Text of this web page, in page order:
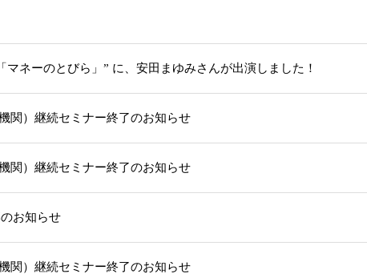
ネーのとびら」” に、安田まゆみさんが出演しました！
関）継続セミナー終了のお知らせ
関）継続セミナー終了のお知らせ
のお知らせ
関）継続セミナー終了のお知らせ